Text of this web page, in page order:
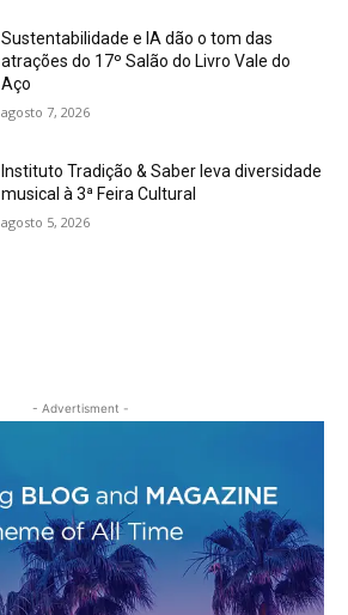
Sustentabilidade e IA dão o tom das
atrações do 17º Salão do Livro Vale do
Aço
agosto 7, 2026
Instituto Tradição & Saber leva diversidade
musical à 3ª Feira Cultural
agosto 5, 2026
- Advertisment -